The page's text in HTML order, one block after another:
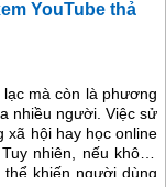
YouTube thả
mà còn là phương
nhiều người. Việc sử
xã hội hay học online
nhiên, nếu không
khiến người dùng